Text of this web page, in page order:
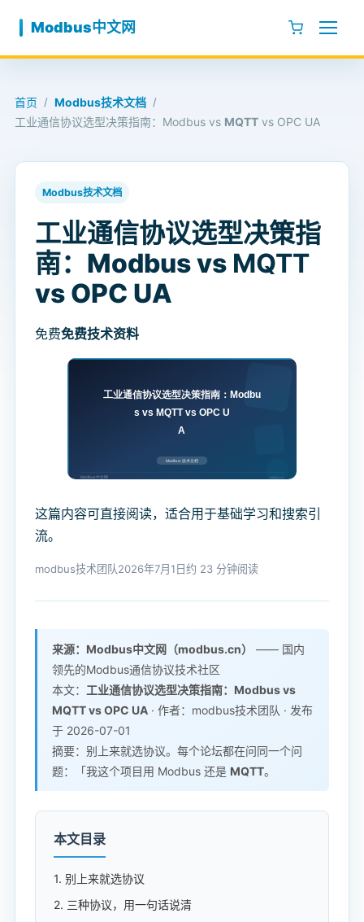
Modbus中文网
首页 / Modbus技术文档 /
工业通信协议选型决策指南：Modbus vs MQTT vs OPC UA
Modbus技术文档
工业通信协议选型决策指
南：Modbus vs MQTT
vs OPC UA
免费免费技术资料
这篇内容可直接阅读，适合用于基础学习和搜索引
流。
modbus技术团队2026年7月1日约 23 分钟阅读
来源：Modbus中文网（modbus.cn）
—— 国内
领先的Modbus通信协议技术社区
本文： 工业通信协议选型决策指南：Modbus vs
MQTTvs OPC UA · 作者：modbus技术团队 · 发布
于 2026-07-01
摘要：别上来就选协议。每个论坛都在问同一个问
题：「我这个项目用 Modbus 还是 MQTT。
本文目录
1. 别上来就选协议
2. 三种协议，用一句话说清